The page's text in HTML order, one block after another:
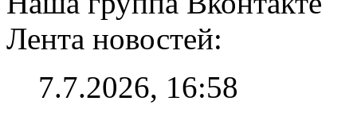
Лента новостей:
7.7.2026, 16:58